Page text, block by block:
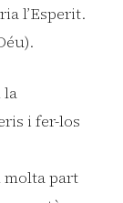
l’Esperit.
la
i fer-los
molta part